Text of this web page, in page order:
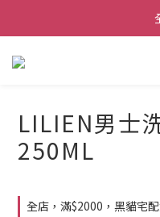
LILIEN男士
250ML
全店，滿$2000，黑貓宅